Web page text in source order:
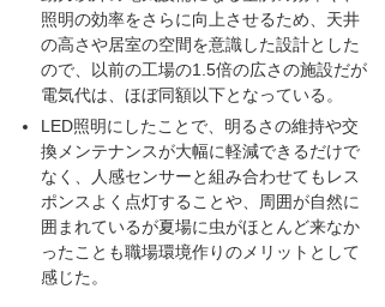
照明の効率をさらに向上させるため、天井
の高さや居室の空間を意識した設計とした
ので、以前の工場の1.5倍の広さの施設だが
電気代は、ほぼ同額以下となっている。
LED照明にしたことで、明るさの維持や交
換メンテナンスが大幅に軽減できるだけで
なく、人感センサーと組み合わせてもレス
ポンスよく点灯することや、周囲が自然に
囲まれているが夏場に虫がほとんど来なか
ったことも職場環境作りのメリットとして
感じた。